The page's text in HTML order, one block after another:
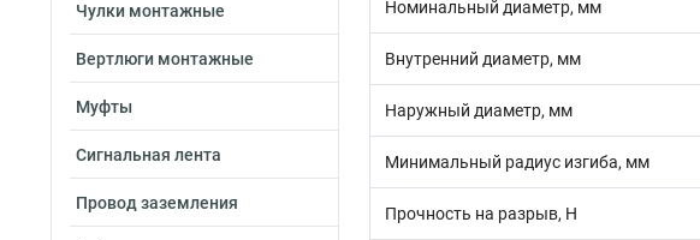
Чулки монтажные
Вертлюги монтажные
Муфты
Сигнальная лента
Провод заземления
Номинальный диаметр, мм
Внутренний диаметр, мм
Наружный диаметр, мм
Минимальный радиус изгиба, мм
Прочность на разрыв, Н